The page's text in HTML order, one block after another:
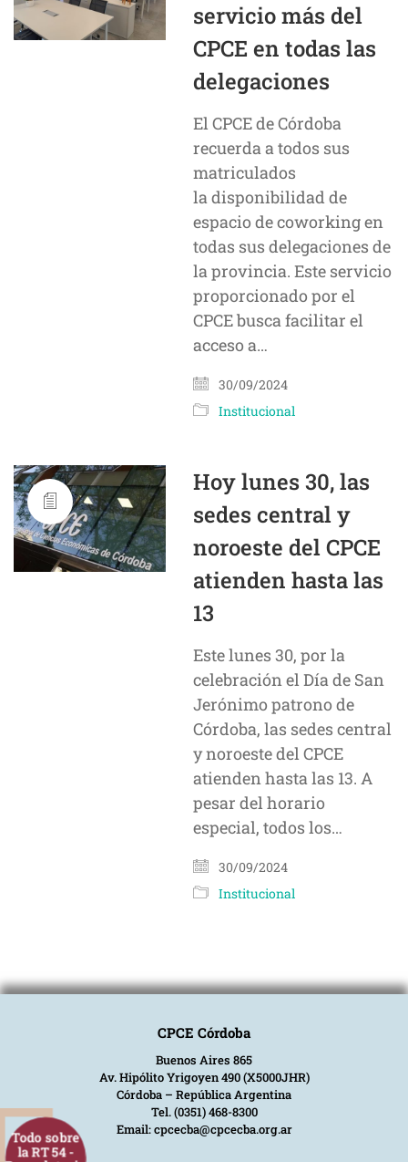
Todo sobre
la RT 54 -
servicio más del
CPCE en todas las
delegaciones
El CPCE de Córdoba
recuerda a todos sus
matriculados
la disponibilidad de
espacio de coworking en
todas sus delegaciones de
la provincia. Este servicio
proporcionado por el
CPCE busca facilitar el
acceso a…
30/09/2024
Institucional
Hoy lunes 30, las
sedes central y
noroeste del CPCE
atienden hasta las
13
Este lunes 30, por la
celebración el Día de San
Jerónimo patrono de
Córdoba, las sedes central
y noroeste del CPCE
atienden hasta las 13. A
pesar del horario
especial, todos los…
30/09/2024
Institucional
CPCE Córdoba
Buenos Aires 865
Av. Hipólito Yrigoyen 490 (X5000JHR)
Córdoba – República Argentina
Tel. (0351) 468-8300
Email: cpcecba@cpcecba.org.ar